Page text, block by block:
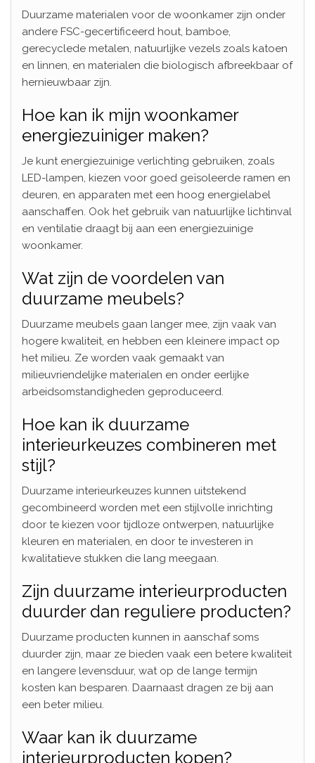
Duurzame materialen voor de woonkamer zijn onder
andere FSC-gecertificeerd hout, bamboe,
gerecyclede metalen, natuurlijke vezels zoals katoen
en linnen, en materialen die biologisch afbreekbaar of
hernieuwbaar zijn.
Hoe kan ik mijn woonkamer
energiezuiniger maken?
Je kunt energiezuinige verlichting gebruiken, zoals
LED-lampen, kiezen voor goed geïsoleerde ramen en
deuren, en apparaten met een hoog energielabel
aanschaffen. Ook het gebruik van natuurlijke lichtinval
en ventilatie draagt bij aan een energiezuinige
woonkamer.
Wat zijn de voordelen van
duurzame meubels?
Duurzame meubels gaan langer mee, zijn vaak van
hogere kwaliteit, en hebben een kleinere impact op
het milieu. Ze worden vaak gemaakt van
milieuvriendelijke materialen en onder eerlijke
arbeidsomstandigheden geproduceerd.
Hoe kan ik duurzame
interieurkeuzes combineren met
stijl?
Duurzame interieurkeuzes kunnen uitstekend
gecombineerd worden met een stijlvolle inrichting
door te kiezen voor tijdloze ontwerpen, natuurlijke
kleuren en materialen, en door te investeren in
kwalitatieve stukken die lang meegaan.
Zijn duurzame interieurproducten
duurder dan reguliere producten?
Duurzame producten kunnen in aanschaf soms
duurder zijn, maar ze bieden vaak een betere kwaliteit
en langere levensduur, wat op de lange termijn
kosten kan besparen. Daarnaast dragen ze bij aan
een beter milieu.
Waar kan ik duurzame
interieurproducten kopen?